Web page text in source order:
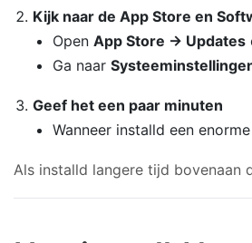
Kijk naar de App Store en
Open App Store → Updates
Ga naar
Geef het een paar minuten
Wanneer installd een
Als installd langere tijd bovenaan